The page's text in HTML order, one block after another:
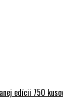
edícii 750